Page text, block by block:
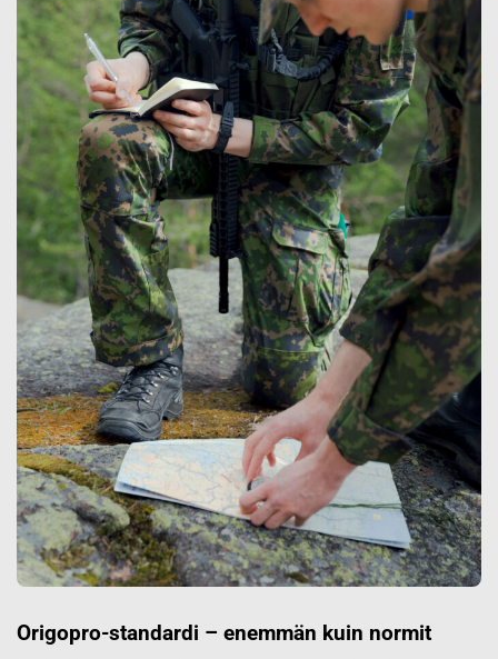
Origopro-standardi – enemmän kuin normit